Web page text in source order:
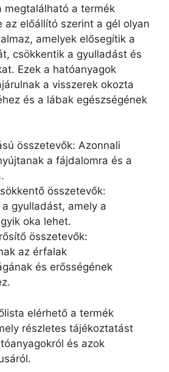
megtalálható a termék
az előállító szerint a gél olyan
amelyek elősegítik a
csökkentik a gyulladást és
Ezek a hatóanyagok
a visszerek okozta
és a lábak egészségének
összetevők: Azonnali
a fájdalomra és a
összetevők:
gyulladást, amely a
oka lehet.
összetevők:
az érfalak
és erősségének
elérhető a termék
részletes tájékoztatást
és azok